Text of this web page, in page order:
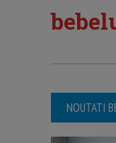
NOUTATI